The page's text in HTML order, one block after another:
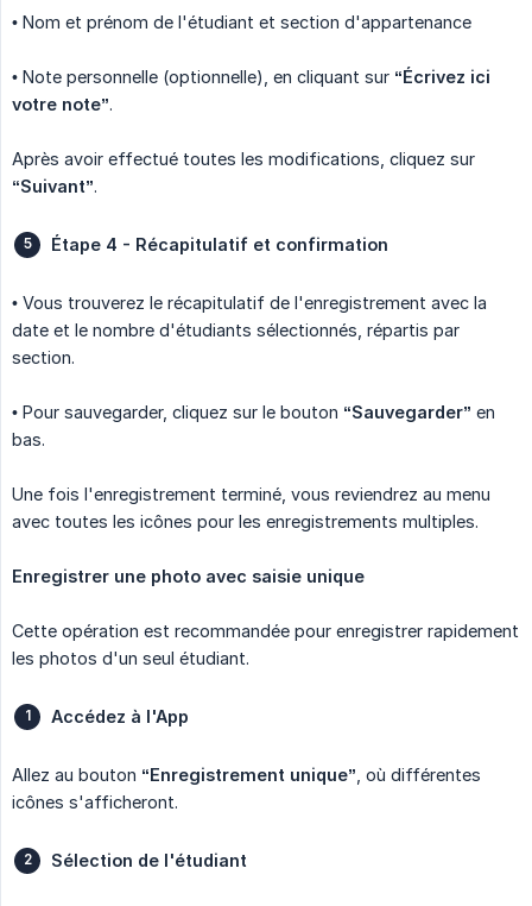
• Nom et prénom de l'étudiant et section d'appartenance
• Note personnelle (optionnelle), en cliquant sur “Écrivez ici
votre note”.
Après avoir effectué toutes les modifications, cliquez sur
“Suivant”.
Étape 4 - Récapitulatif et confirmation
• Vous trouverez le récapitulatif de l'enregistrement avec la
date et le nombre d'étudiants sélectionnés, répartis par
section.
• Pour sauvegarder, cliquez sur le bouton “Sauvegarder” en
bas.
Une fois l'enregistrement terminé, vous reviendrez au menu
avec toutes les icônes pour les enregistrements multiples.
Enregistrer une photo avec saisie unique
Cette opération est recommandée pour enregistrer rapidement
les photos d'un seul étudiant.
Accédez à l'App
Allez au bouton “Enregistrement unique” , où différentes
icônes s'afficheront.
Sélection de l'étudiant